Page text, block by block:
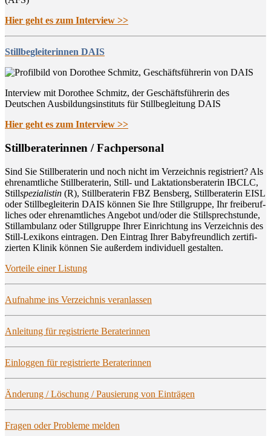
Hier geht es zum Interview >>
Stillbegleiterinnen DAIS
Interview mit Dorothee Schmitz, der Geschäftsführerin des
Deutschen Ausbildungsinstituts für Stillbegleitung DAIS
Hier geht es zum Interview >>
Still­be­ra­te­rin­nen / Fachpersonal
Sind Sie Still­be­ra­te­rin und noch nicht im Ver­zeich­nis regis­triert? Als
ehren­amt­li­che Still­be­ra­te­rin, Still- und Lak­ta­ti­ons­be­ra­te­rin IBCLC,
Stillspe­zia­lis­tin (R), Still­be­ra­te­rin FBZ Bens­berg, Still­be­ra­te­rin EISL
oder Still­be­glei­te­rin DAIS kön­nen Sie Ihre Still­grup­pe, Ihr frei­be­ruf­
li­ches oder ehren­amt­li­ches Ange­bot und/oder die Still­sprech­stun­de,
Still­am­bu­lanz oder Still­grup­pe Ihrer Ein­rich­tung ins Ver­zeich­nis des
Still-Lexi­kons ein­tra­gen. Den Ein­trag Ihrer Baby­freund­lich zer­ti­fi­
zier­ten Kli­nik kön­nen Sie außer­dem indi­vi­du­ell gestalten.
Vor­tei­le einer Listung
Auf­nah­me ins Ver­zeich­nis veranlassen
Anlei­tung für regis­trier­te Beraterinnen
Ein­log­gen für regis­trier­te Beraterinnen
Ände­rung / Löschung / Pau­sie­rung von Einträgen
Fra­gen oder Pro­ble­me melden